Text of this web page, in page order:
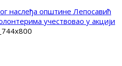
учествовао у акцији